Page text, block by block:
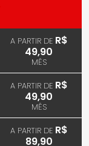
A PARTIR DE R$
49,90
MÊS
A PARTIR DE R$
49,90
MÊS
A PARTIR DE R$
89,90